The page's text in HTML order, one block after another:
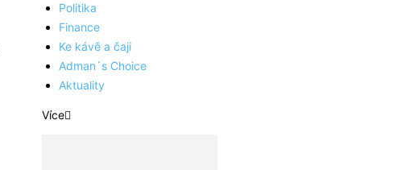
Politika
Finance
Ke kávě a čaji
Adman´s Choice
Aktuality
Více